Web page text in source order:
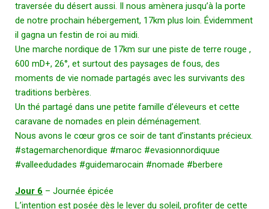
traversée du désert aussi. Il nous amènera jusqu’à la porte
de notre prochain hébergement, 17km plus loin. Évidemment
il gagna un festin de roi au midi.
Une marche nordique de 17km sur une piste de terre rouge ,
600 mD+, 26°, et surtout des paysages de fous, des
moments de vie nomade partagés avec les survivants des
traditions berbères.
Un thé partagé dans une petite famille d’éleveurs et cette
caravane de nomades en plein déménagement.
Nous avons le cœur gros ce soir de tant d’instants précieux.
#stagemarchenordique #maroc #evasionnordiquue
#valleedudades #guidemarocain #nomade #berbere
Jour 6 – Journée épicée
L’intention est posée dès le lever du soleil, profiter de cette